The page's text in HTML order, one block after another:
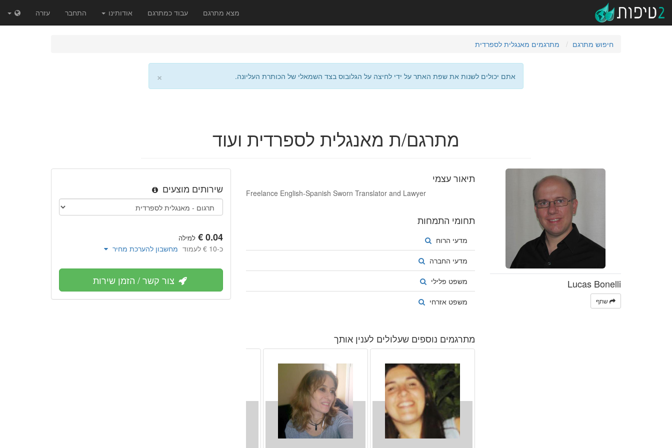
מצא מתרגם עבוד כמתרגם אודותינו התחבר עזרה
חיפוש מתרגם מתרגמים מאנגלית לספרדית
× אתם יכולים לשנות את שפת האתר על ידי לחיצה על הגלובוס בצד השמאלי של הכותרת העליונה.
מתרגם/ת מאנגלית לספרדית ועוד
Lucas Bonelli
שתף
תיאור עצמי
Freelance English-Spanish Sworn Translator and Lawyer
תחומי התמחות
מדעי הרוח
מדעי החברה
משפט פלילי
משפט אזרחי
מתרגמים נוספים שעלולים לענין אותך
שירותים מוצעים
למילה
כ-‏10 € לעמוד מחשבון להערכת מחיר
צור קשר / הזמן שירות